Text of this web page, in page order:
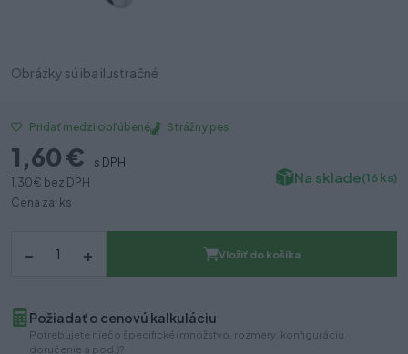
Obrázky sú iba ilustračné
Pridať medzi obľúbené Strážny pes
1,60 €
s DPH
1,30 € bez DPH
Cena za: ks
Na sklade(16 ks)
– + Vložiť do košíka
Požiadať o cenovú kalkuláciu
Potrebujete niečo špecifické (množstvo, rozmery, konfiguráciu,
doručenie a pod.)?